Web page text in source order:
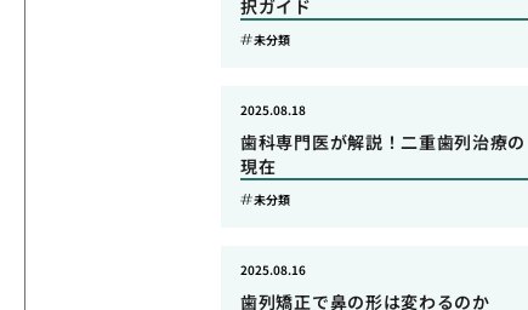
択ガイド
未分類
歯科専門医が解説！二重歯列治療の
現在
2025.08.18
未分類
歯列矯正で鼻の形は変わるのか
2025.08.16